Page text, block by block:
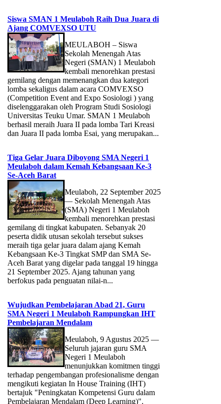
Siswa SMAN 1 Meulaboh Raih Dua Juara di
Ajang COMVEXSO UTU
MEULABOH – Siswa
Sekolah Menengah Atas
Negeri (SMAN) 1 Meulaboh
kembali menorehkan prestasi
gemilang dengan memenangkan dua kategori
lomba sekaligus dalam acara COMVEXSO
(Competition Event and Expo Sosiologi ) yang
diselenggarakan oleh Program Studi Sosiologi
Universitas Teuku Umar. SMAN 1 Meulaboh
berhasil meraih Juara II pada lomba Tari Kreasi
dan Juara II pada lomba Esai, yang merupakan...
Tiga Gelar Juara Diboyong SMA Negeri 1
Meulaboh dalam Kemah Kebangsaan Ke-3
Se-Aceh Barat
Meulaboh, 22 September 2025
— Sekolah Menengah Atas
(SMA) Negeri 1 Meulaboh
kembali menorehkan prestasi
gemilang di tingkat kabupaten. Sebanyak 20
peserta didik utusan sekolah tersebut sukses
meraih tiga gelar juara dalam ajang Kemah
Kebangsaan Ke-3 Tingkat SMP dan SMA Se-
Aceh Barat yang digelar pada tanggal 19 hingga
21 September 2025. Ajang tahunan yang
berfokus pada penguatan nilai-n...
Wujudkan Pembelajaran Abad 21, Guru
SMA Negeri 1 Meulaboh Rampungkan IHT
Pembelajaran Mendalam
Meulaboh, 9 Agustus 2025 —
Seluruh jajaran guru SMA
Negeri 1 Meulaboh
menunjukkan komitmen tinggi
terhadap pengembangan profesionalisme dengan
mengikuti kegiatan In House Training (IHT)
bertajuk "Peningkatan Kompetensi Guru dalam
Pembelajaran Mendalam (Deep Learning)".